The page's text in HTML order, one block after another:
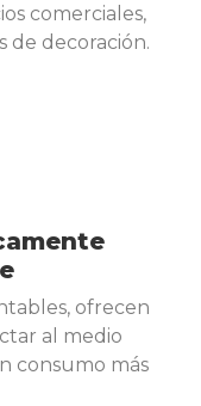
comerciales,
de decoración.
ofrecen
al medio
consumo más